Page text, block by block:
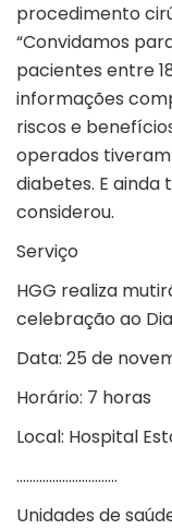
procedimento
“Convidamos
pacientes entre
informações
riscos e
operados
diabetes. E ainda
considerou.
Serviço
HGG realiza
celebração ao
Data: 25 de
Horário: 7 horas
Local: Hospital
………………………….
Unidades de